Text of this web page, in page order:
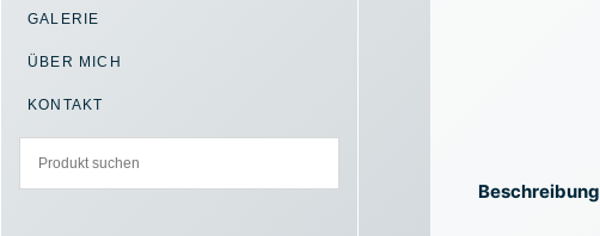
GALERIE
ÜBER MICH
KONTAKT
Beschreibung